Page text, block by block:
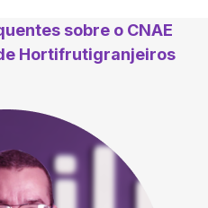
sobre o CNAE
Hortifrutigranjeiros